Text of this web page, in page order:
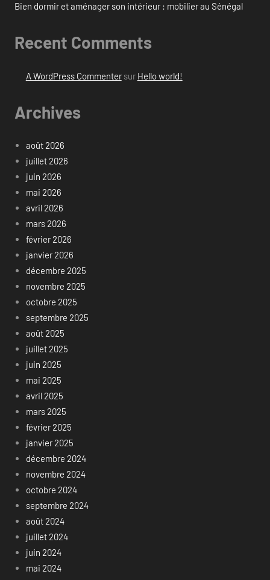
Bien dormir et aménager son intérieur : mobilier au Sénégal
Recent Comments
A WordPress Commentersur Hello world!
Archives
août 2026
juillet 2026
juin 2026
mai 2026
avril 2026
mars 2026
février 2026
janvier 2026
décembre 2025
novembre 2025
octobre 2025
septembre 2025
août 2025
juillet 2025
juin 2025
mai 2025
avril 2025
mars 2025
février 2025
janvier 2025
décembre 2024
novembre 2024
octobre 2024
septembre 2024
août 2024
juillet 2024
juin 2024
mai 2024